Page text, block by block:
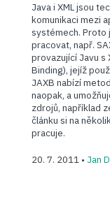
Java i XML jsou
komunikaci mezi
systémech. Proto
pracovat, např.
provazující Javu s
Binding), jejíž
JAXB nabízí
naopak, a
zdrojů, například
článku si na
pracuje.
20. 7. 2011 • Jan